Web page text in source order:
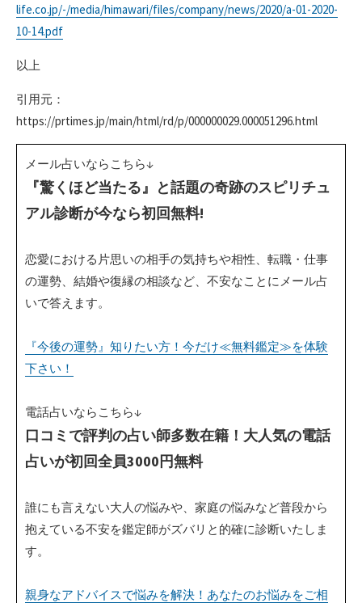
life.co.jp/-/media/himawari/files/company/news/2020/a-01-2020-
10-14.pdf
以上
引用元：
https://prtimes.jp/main/html/rd/p/000000029.000051296.html
メール占いならこちら↓
『驚くほど当たる』と話題の奇跡のスピリチュ
アル診断が今なら初回無料!
恋愛における片思いの相手の気持ちや相性、転職・仕事
の運勢、結婚や復縁の相談など、不安なことにメール占
いで答えます。
『今後の運勢』知りたい方！今だけ≪無料鑑定≫を体験
下さい！
電話占いならこちら↓
口コミで評判の占い師多数在籍！大人気の電話
占いが初回全員3000円無料
誰にも言えない大人の悩みや、家庭の悩みなど普段から
抱えている不安を鑑定師がズバリと的確に診断いたしま
す。
親身なアドバイスで悩みを解決！あなたのお悩みをご相